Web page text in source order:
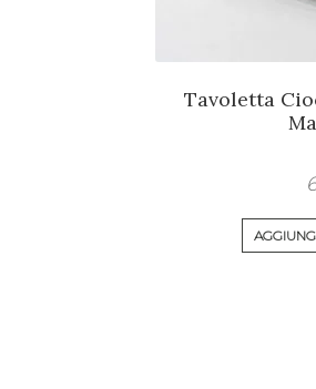
Tavoletta